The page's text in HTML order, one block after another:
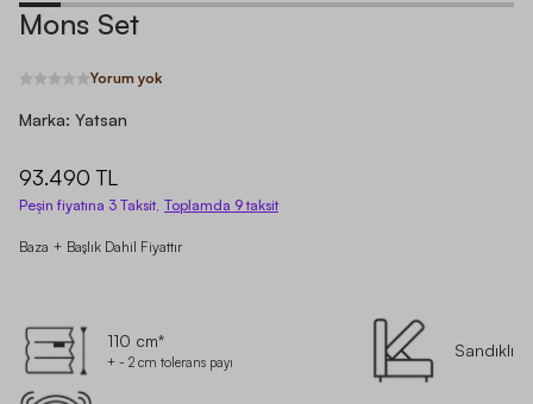
Mons Set
Yorum yok
Marka: Yatsan
93.490 TL
Peşin fiyatına 3 Taksit, Toplamda 9taksit
Baza + Başlık Dahil Fiyattır
110 cm*
+ - 2 cm tolerans payı
Sandıklı